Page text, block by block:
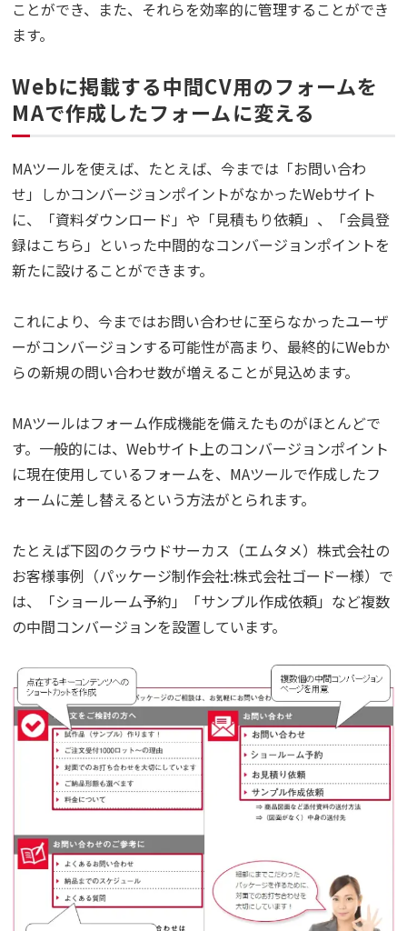
ことができ、また、それらを効率的に管理することができ
ます。
Webに掲載する中間CV用のフォームを
MAで作成したフォームに変える
MAツールを使えば、たとえば、今までは「お問い合わ
せ」しかコンバージョンポイントがなかったWebサイト
に、「資料ダウンロード」や「見積もり依頼」、「会員登
録はこちら」といった中間的なコンバージョンポイントを
新たに設けることができます。
これにより、今まではお問い合わせに至らなかったユーザ
ーがコンバージョンする可能性が高まり、最終的にWebか
らの新規の問い合わせ数が増えることが見込めます。
MAツールはフォーム作成機能を備えたものがほとんどで
す。一般的には、Webサイト上のコンバージョンポイント
に現在使用しているフォームを、MAツールで作成したフ
ォームに差し替えるという方法がとられます。
たとえば下図のクラウドサーカス（エムタメ）株式会社の
お客様事例（パッケージ制作会社:株式会社ゴードー様）で
は、「ショールーム予約」「サンプル作成依頼」など複数
の中間コンバージョンを設置しています。